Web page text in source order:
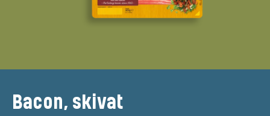
Bacon, skivat